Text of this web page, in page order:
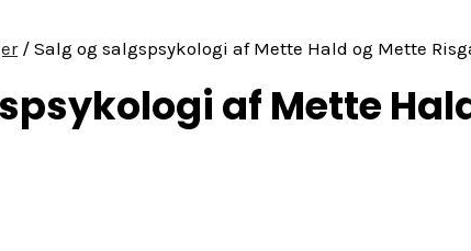
/ Salg og salgspsykologi af Mette Hald og Mette
af Mette